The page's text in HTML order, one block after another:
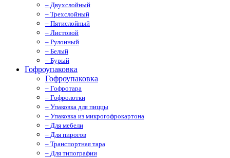
– Двухслойный
– Трехслойный
– Пятислойный
– Листовой
– Рулонный
– Белый
– Бурый
Гофроупаковка
Гофроупаковка
– Гофротара
– Гофролотки
– Упаковка для пиццы
– Упаковка из микрогофрокартона
– Для мебели
– Для пирогов
– Транспортная тара
– Для типографии